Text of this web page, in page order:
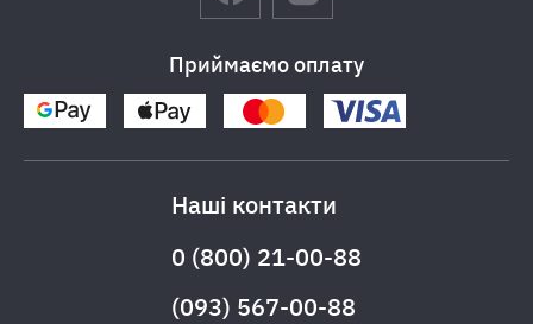
Приймаємо оплату
Наші контакти
0 (800) 21-00-88
(093) 567-00-88